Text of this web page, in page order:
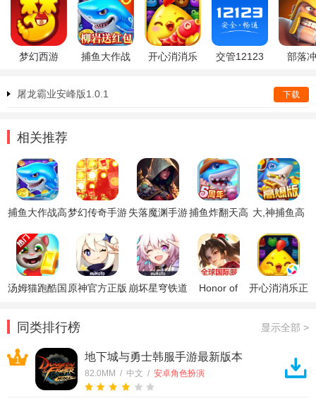
梦幻西游 捕鱼大作战 开心消消乐 交管12123 部落
屠龙霸业安峰版1.0.1 下载
相关推荐
捕鱼大作战高梦幻传奇手游失落魔渊手游捕鱼炸翻天高 大,神捕鱼高
汤姆猫跑酷国 原神官方正版 崩坏星穹铁道
Honor of
开心消消乐正
同类排行榜 显示全部 >
1 地下城与勇士韩服手游最新版本
82.0MM / 中文 / 安卓角色扮演